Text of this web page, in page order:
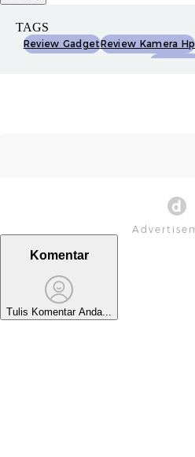
TAGS
Review GadgetReview Kamera Hp
Komentar
Tulis Komentar Anda...